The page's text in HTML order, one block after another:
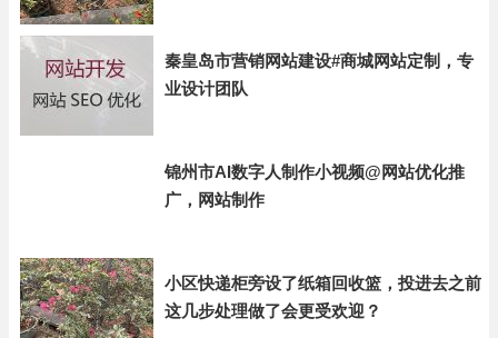
秦皇岛市营销网站建设#商城网站定制，专
业设计团队
锦州市AI数字人制作小视频@网站优化推
广，网站制作
小区快递柜旁设了纸箱回收篮，投进去之前
这几步处理做了会更受欢迎？